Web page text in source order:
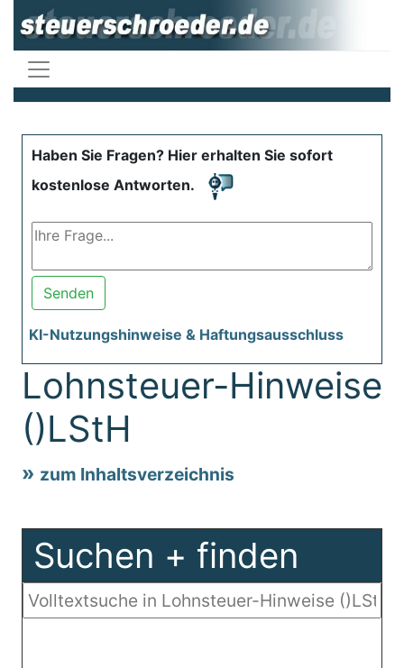
Haben Sie Fragen? Hier erhalten Sie sofort
kostenlose Antworten.
Senden
KI-Nutzungshinweise & Haftungsausschluss
Lohnsteuer-Hinweise
()LStH
zum Inhaltsverzeichnis
Suchen + finden